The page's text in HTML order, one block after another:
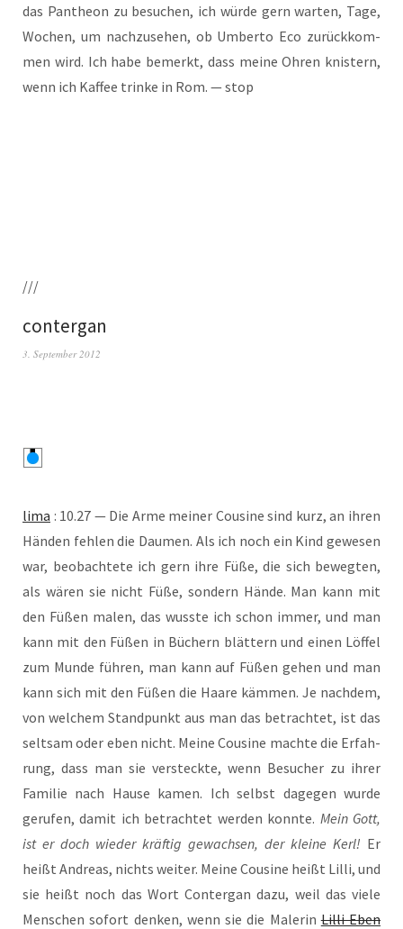
das Pan­the­on zu besu­chen, ich wür­de gern war­ten, Tage,
Wochen, um nach­zu­se­hen, ob Umber­to Eco zurück­kom­
men wird. Ich habe bemerkt, dass mei­ne Ohren knis­tern,
wenn ich Kaf­fee trin­ke in Rom. — stop
///
contergan
3. September 2012
lima : 10.27 — Die Arme mei­ner Cou­si­ne sind kurz, an ihren
Hän­den feh­len die Dau­men. Als ich noch ein Kind gewe­sen
war, beob­ach­te­te ich gern ihre Füße, die sich beweg­ten,
als wären sie nicht Füße, son­dern Hän­de. Man kann mit
den Füßen malen, das wuss­te ich schon immer, und man
kann mit den Füßen in Büchern blät­tern und einen Löf­fel
zum Mun­de füh­ren, man kann auf Füßen gehen und man
kann sich mit den Füßen die Haa­re käm­men. Je nach­dem,
von wel­chem Stand­punkt aus man das betrach­tet, ist das
selt­sam oder eben nicht. Mei­ne Cou­si­ne mach­te die Erfah­
rung, dass man sie ver­steck­te, wenn Besu­cher zu ihrer
Fami­lie nach Hau­se kamen. Ich selbst dage­gen wur­de
geru­fen, damit ich betrach­tet wer­den konn­te. Mein Gott,
ist er doch wie­der kräf­tig gewach­sen, der klei­ne Kerl! Er
heißt Andre­as, nichts wei­ter. Mei­ne Cou­si­ne heißt Lil­li, und
sie heißt noch das Wort Con­ter­gan dazu, weil das vie­le
Men­schen sofort den­ken, wenn sie die Male­rinLil­li Eben